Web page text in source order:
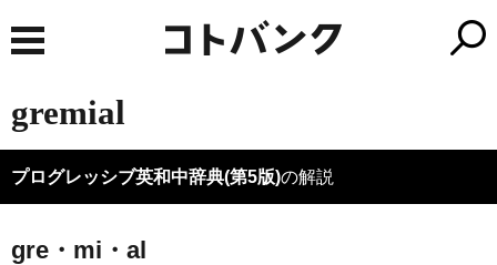
gremial
プログレッシブ英和中辞典(第5版)の解説
gre・mi・al